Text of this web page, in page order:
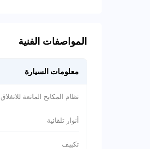
المواصفات الفنية
معلومات السيارة
نظام المكابح المانعة للانغلاق ABS
أنوار تلقائية
تكييف